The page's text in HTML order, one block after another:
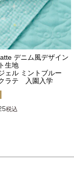
デニム風デザイン
生地
ェル ミントブルー
ラテ 入園入学
税込